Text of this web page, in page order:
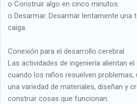
o Construir algo en cinco minutos.
o Desarmar. Desarmar lentamente una
caiga.
Conexión para el desarrollo cerebral
Las actividades de ingeniería alientan
cuando los niños resuelven problemas,
una variedad de materiales, diseñan y
construir cosas que funcionan.